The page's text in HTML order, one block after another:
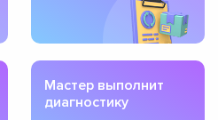
Мастер выполнит
диагностику